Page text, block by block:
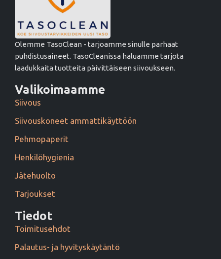
Olemme TasoClean - tarjoamme sinulle parhaat
puhdistusaineet. TasoCleanissa haluamme tarjota
laadukkaita tuotteita päivittäiseen siivoukseen.
Valikoimaamme
Siivous
Siivouskoneet ammattikäyttöön
Pehmopaperit
Henkilöhygienia
Jätehuolto
Tarjoukset
Tiedot
Toimitusehdot
Palautus- ja hyvityskäytäntö